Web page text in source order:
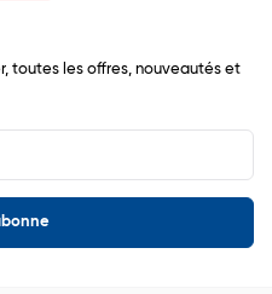
toutes les offres, nouveautés et